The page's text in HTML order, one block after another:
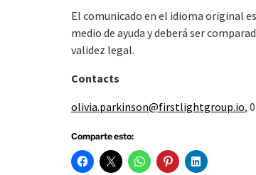
El comunicado en el idioma original
medio de ayuda y deberá ser
validez legal.
Contacts
olivia.parkinson@firstlightgroup.io,
Comparte esto: